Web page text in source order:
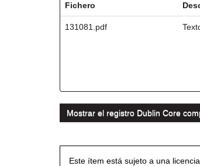
Fichero
131081.pdf
Mostrar el registro Dublin Core
Este ítem está sujeto a una